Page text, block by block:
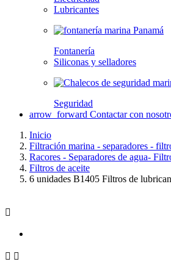
Lubricantes
Fontanería
Siliconas y selladores
Seguridad
arrow_forward Contactar con
Inicio
Filtración marina - separadores -
Racores - Separadores de agua-
Filtros de aceite
6 unidades B1405 Filtros de

 